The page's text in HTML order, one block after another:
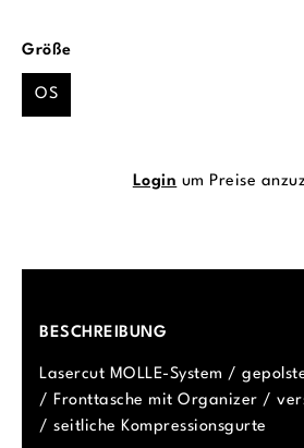
Größeauswählen
OS
Login um Preise
BESCHREIBUNG
Lasercut MOLLE-System /
/ Fronttasche mit Organizer /
/ seitliche Kompressionsgurte